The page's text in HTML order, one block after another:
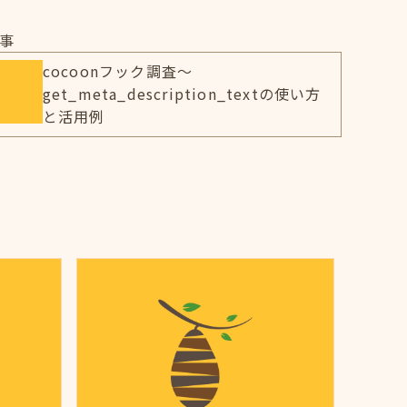
cocoonフック調査～
get_meta_description_textの使い方
と活用例